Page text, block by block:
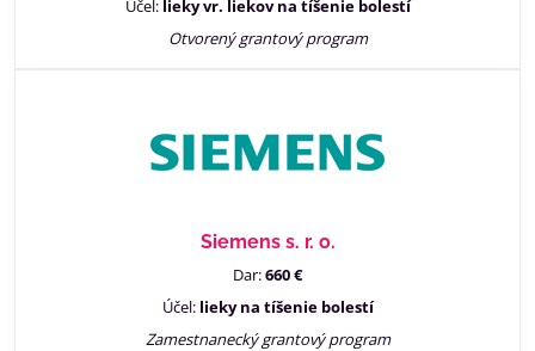
Účel: lieky vr. liekov na tíšenie bolestí
Otvorený grantový program
Siemens s. r. o.
Dar:660 €
Účel: lieky na tíšenie bolestí
Zamestnanecký grantový program